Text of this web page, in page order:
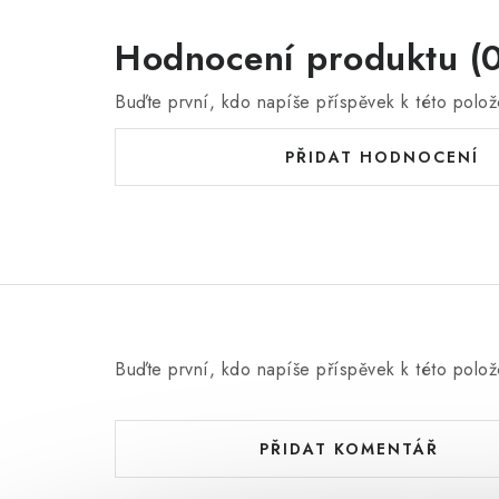
Hodnocení produktu
Buďte první, kdo napíše příspěvek k této
PŘIDAT HODNOCENÍ
Buďte první, kdo napíše příspěvek k této
PŘIDAT KOMENTÁŘ